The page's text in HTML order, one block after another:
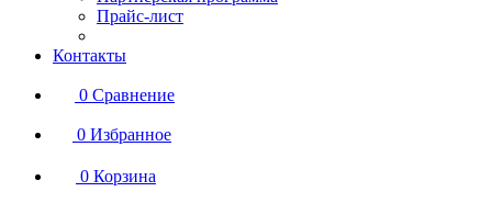
Прайс-лист
Контакты
0 Сравнение
0 Избранное
0 Корзина